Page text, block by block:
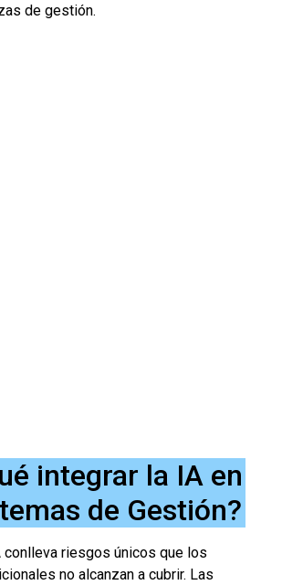
de gestión.
integrar la IA en
de Gestión?
conlleva riesgos únicos que los
no alcanzan a cubrir. Las